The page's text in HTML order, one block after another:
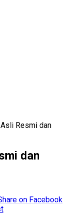
Resmi dan
dan
on Facebook